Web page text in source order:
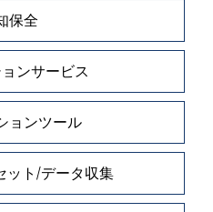
保全
ンサービス
ョンツール
ット/データ収集